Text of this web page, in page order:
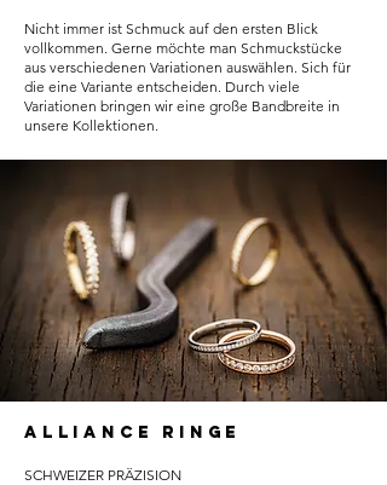
Nicht immer ist Schmuck auf den ersten Blick
vollkommen. Gerne möchte man Schmuckstücke
aus verschiedenen Variationen auswählen. Sich für
die eine Variante entscheiden. Durch viele
Variationen bringen wir eine große Bandbreite in
unsere Kollektionen.
ALLIANCE RINGE
SCHWEIZER PRÄZISION